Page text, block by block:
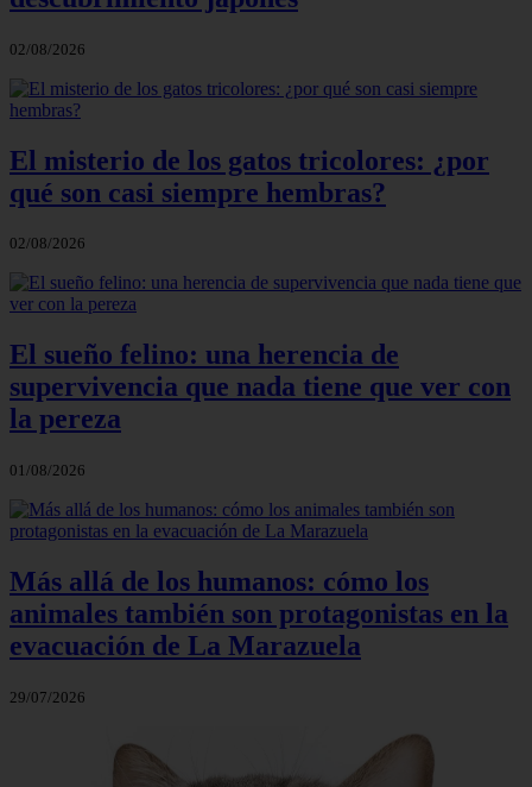
02/08/2026
El misterio de los gatos tricolores: ¿por
qué son casi siempre hembras?
02/08/2026
El sueño felino: una herencia de
supervivencia que nada tiene que ver con
la pereza
01/08/2026
Más allá de los humanos: cómo los
animales también son protagonistas en la
evacuación de La Marazuela
29/07/2026